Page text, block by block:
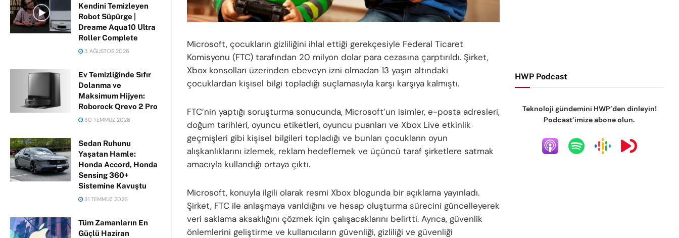
Kendini Temizleyen
Robot Süpürge |
Dreame Aqua10 Ultra
Roller Complete
3 AĞUSTOS 2026
Ev Temizliğinde Sıfır
Dolanma ve
Maksimum Hijyen:
Roborock Qrevo 2 Pro
30 TEMMUZ 2026
Sedan Ruhunu
Yaşatan Hamle:
Honda Accord, Honda
Sensing 360+
Sistemine Kavuştu
31 TEMMUZ 2026
Tüm Zamanların En
Güçlü Haziran
Microsoft, çocukların gizliliğini ihlal ettiği gerekçesiyle Federal Ticaret
Komisyonu (FTC) tarafından 20 milyon dolar para cezasına çarptırıldı. Şirket,
Xbox konsolları üzerinden ebeveyn izni olmadan 13 yaşın altındaki
çocuklardan kişisel bilgi topladığı suçlamasıyla karşı karşıya kalmıştı.
FTC’nin yaptığı soruşturma sonucunda, Microsoft’un isimler, e-posta adresleri,
doğum tarihleri, oyuncu etiketleri, oyuncu puanları ve Xbox Live etkinlik
geçmişleri gibi kişisel bilgileri topladığı ve bunları çocukların oyun
alışkanlıklarını izlemek, reklam hedeflemek ve üçüncü taraf şirketlere satmak
amacıyla kullandığı ortaya çıktı.
Microsoft, konuyla ilgili olarak resmi Xbox blogunda bir açıklama yayınladı.
Şirket, FTC ile anlaşmaya varıldığını ve hesap oluşturma sürecini güncelleyerek
veri saklama aksaklığını çözmek için çalışacaklarını belirtti. Ayrıca, güvenlik
önlemlerini geliştirme ve kullanıcıların güvenliği, gizliliği ve güvenliği
HWP Podcast
Teknoloji gündemini HWP’den dinleyin!
Podcast’imize abone olun.